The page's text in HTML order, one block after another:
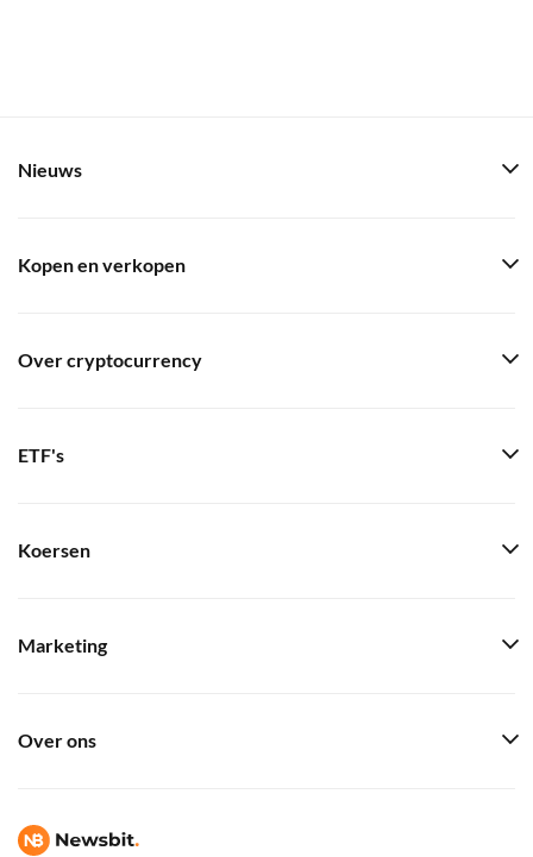
Nieuws
Kopen en verkopen
Over cryptocurrency
ETF's
Koersen
Marketing
Over ons